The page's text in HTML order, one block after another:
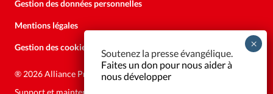
Gestion des données personnelles
Mentions légales
Gestion des cookies
® 2026 Alliance Presse
Support et maintenance:
Soutenez la presse évangélique.
Faites un don pour nous aider à
nous développer